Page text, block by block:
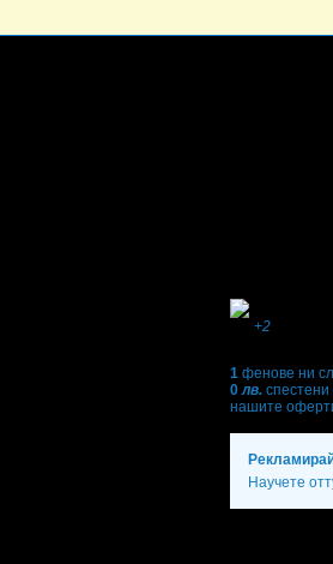
+2
1 фенове ни
0лв. спестени
нашите
Научете